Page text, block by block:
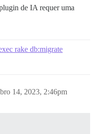
de IA requer uma
rake db:migrate
14, 2023, 2:46pm